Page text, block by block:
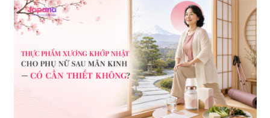
Viên uống bổ não Ribeto Shoji
57.920
1.450.000 đ
Viên nang uống cải thiện thị lực,
trí nhớ DHA + EPA + Flaxseed
Oil 30 viên/gói - Date 02/2027
|52.346
225.000 đ